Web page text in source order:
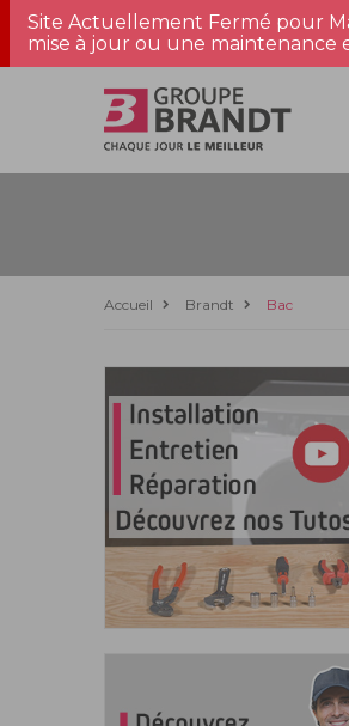
Site Actuellement Fermé pour
mise à jour ou une maintenance
Accueil Brandt Bac